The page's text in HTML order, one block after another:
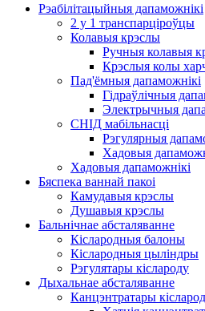
Рэабілітацыйныя дапаможнікі
2 у 1 транспарціроўцы
Колавыя крэслы
Ручныя колавыя
Крэслыя колы
Пад'ёмныя дапаможнікі
Гідраўлічныя
Электрычныя
СНІД мабільнасці
Рэгулярныя
Хадовыя
Хадовыя дапаможнікі
Бяспека ваннай пакоі
Камудавыя крэслы
Душавыя крэслы
Бальнічнае абсталяванне
Кіслародныя балоны
Кіслародныя цыліндры
Рэгулятары кіслароду
Дыхальнае абсталяванне
Канцэнтратары